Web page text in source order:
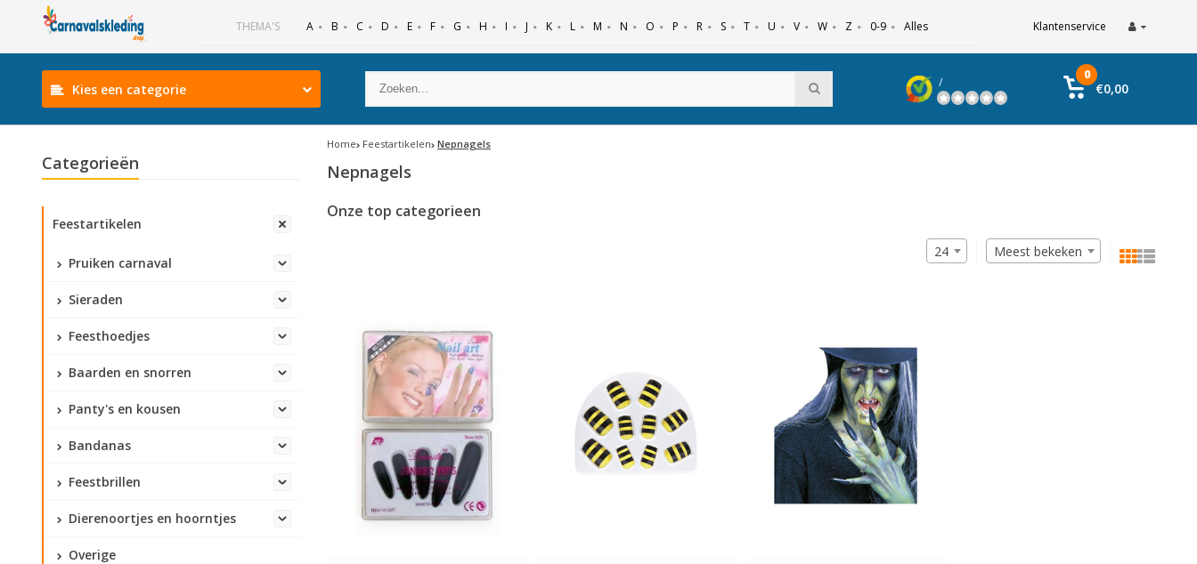
THEMA'S A B C D E F G H I J K L M N O P R S T U V W Z 0-9 Alles Klantenservice
Kies een categorie /
0
€0,00
Categorieën
Feestartikelen
Pruiken carnaval
Sieraden
Feesthoedjes
Baarden en snorren
Panty's en kousen
Bandanas
Feestbrillen
Dierenoortjes en hoorntjes
Overige
Home Feestartikelen Nepnagels
Nepnagels
Onze top categorieen
Meest bekeken
24